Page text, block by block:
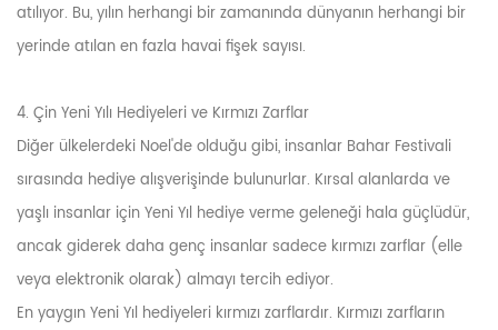
atılıyor. Bu, yılın herhangi bir zamanında dünyanın herhangi bir
yerinde atılan en fazla havai fişek sayısı.
4. Çin Yeni Yılı Hediyeleri ve Kırmızı Zarflar
Diğer ülkelerdeki Noel'de olduğu gibi, insanlar Bahar Festivali
sırasında hediye alışverişinde bulunurlar. Kırsal alanlarda ve
yaşlı insanlar için Yeni Yıl hediye verme geleneği hala güçlüdür,
ancak giderek daha genç insanlar sadece kırmızı zarflar (elle
veya elektronik olarak) almayı tercih ediyor.
En yaygın Yeni Yıl hediyeleri kırmızı zarflardır. Kırmızı zarfların